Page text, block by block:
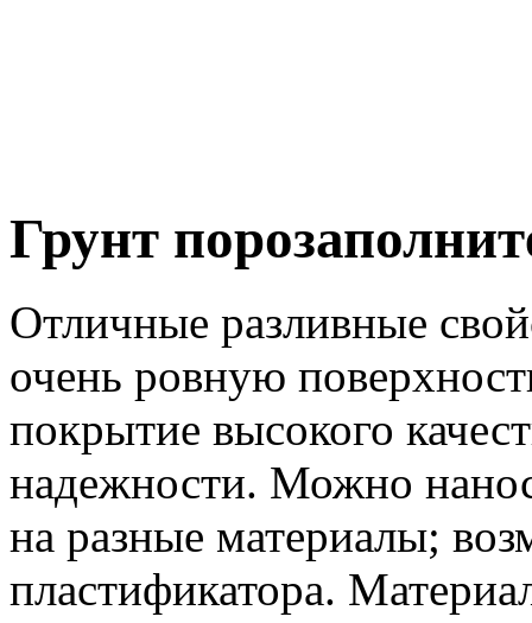
Грунт
Отличные разливные
очень ровную
покрытие высокого
надежности. Можно
на разные материалы;
пластификатора.